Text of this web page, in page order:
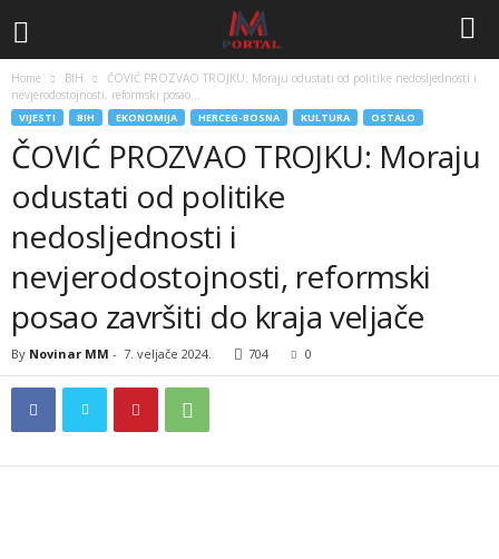
Home BIH
ČOVIĆ PROZVAO TROJKU: Moraju odustati od politike nedosljednosti i
nevjerodostojnosti, reformski posao...
VIJESTI BIH EKONOMIJA HERCEG-BOSNA KULTURA OSTALO
ČOVIĆ PROZVAO TROJKU: Moraju
odustati od politike
nedosljednosti i
nevjerodostojnosti, reformski
posao završiti do kraja veljače
By Novinar MM - 7. veljače 2024. 704 0